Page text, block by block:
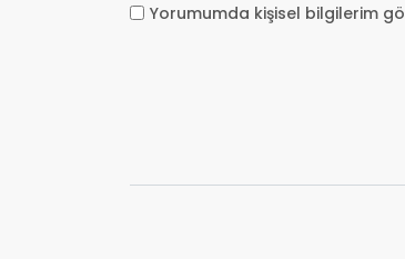
Yorumumda kişisel bilgilerim